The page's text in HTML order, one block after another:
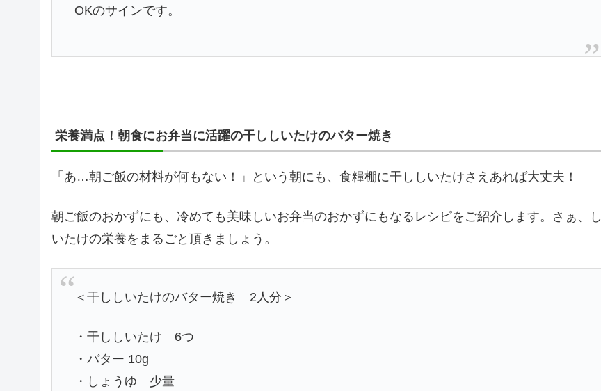
OKのサインです。
栄養満点！朝食にお弁当に活躍の干ししいたけのバター焼き
「あ…朝ご飯の材料が何もない！」という朝にも、食糧棚に干ししいたけさえあれば大丈夫！
朝ご飯のおかずにも、冷めても美味しいお弁当のおかずにもなるレシピをご紹介します。さぁ、し
いたけの栄養をまるごと頂きましょう。
＜干ししいたけのバター焼き 2人分＞
・干ししいたけ 6つ
・バター 10g
・しょうゆ 少量